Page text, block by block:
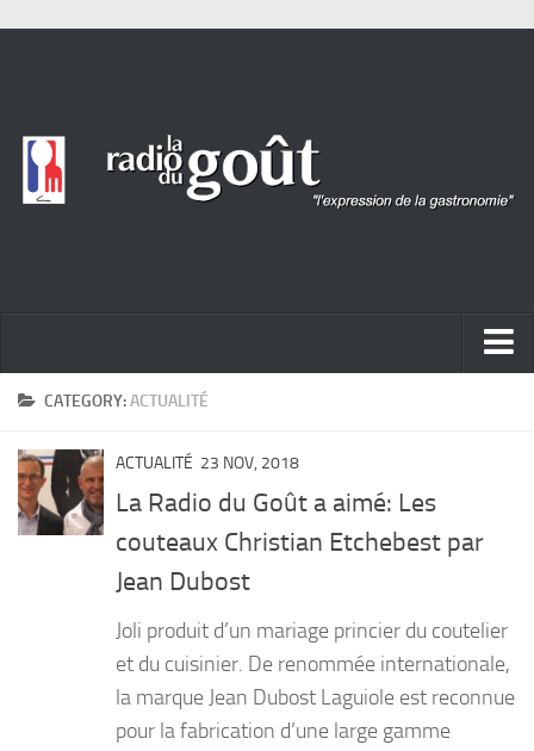
ACTUALITÉ
PORTRAITS
LIVRES
Desserts
CATEGORY:ACTUALITÉ
ACTUALITÉ 23 NOV, 2018
La Radio du Goût a aimé: Les
couteaux Christian Etchebest par
Jean Dubost
Joli produit d’un mariage princier du coutelier
et du cuisinier. De renommée internationale,
la marque Jean Dubost Laguiole est reconnue
pour la fabrication d’une large gamme